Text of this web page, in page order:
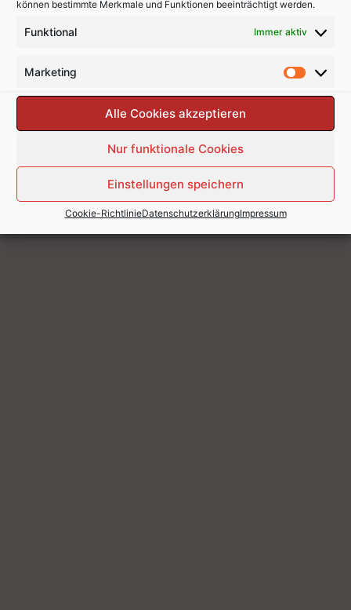
können bestimmte Merkmale und Funktionen beeinträchtigt werden.
Funktional Immer aktiv
Marketing
Alle Cookies akzeptieren
Nur funktionale Cookies
Einstellungen speichern
Cookie-RichtlinieDatenschutzerklärungImpressum